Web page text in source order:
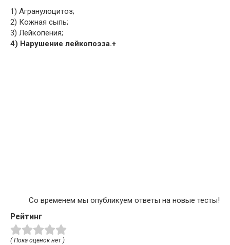
1) Агранулоцитоз;
2) Кожная сыпь;
3) Лейкопения;
4) Нарушение лейкопоэза.+
Со временем мы опубликуем ответы на новые тесты!
Рейтинг
( Пока оценок нет )